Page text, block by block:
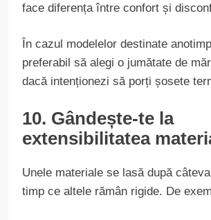
face diferența între confort și
În cazul modelelor destinate
preferabil să alegi o jumătate de
dacă intenționezi să porți șosete
10. Gândește-te la
extensibilitatea
Unele materiale se lasă după
timp ce altele rămân rigide. De